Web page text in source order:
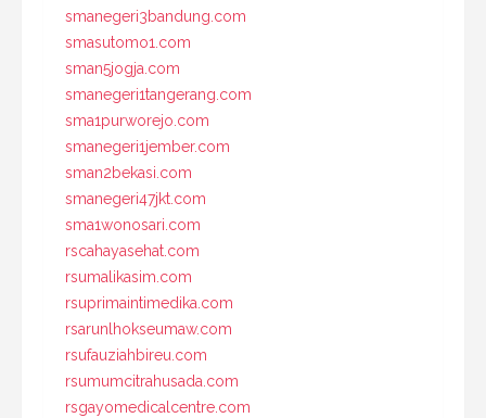
smanegeri3bandung.com
smasutomo1.com
sman5jogja.com
smanegeri1tangerang.com
sma1purworejo.com
smanegeri1jember.com
sman2bekasi.com
smanegeri47jkt.com
sma1wonosari.com
rscahayasehat.com
rsumalikasim.com
rsuprimaintimedika.com
rsarunlhokseumaw.com
rsufauziahbireu.com
rsumumcitrahusada.com
rsgayomedicalcentre.com